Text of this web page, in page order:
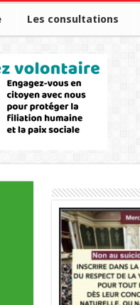
Les consultations